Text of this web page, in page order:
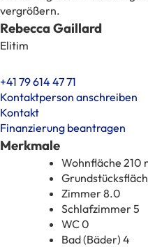
vergrößern.
Rebecca Gaillard
Elitim
+41 79 614 47 71
Kontaktperson anschreiben
Kontakt
Finanzierung beantragen
Merkmale
Wohnfläche 210
Zimmer8.0
Schlafzimmer5
WC0
Bad (Bäder) 4